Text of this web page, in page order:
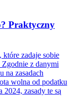
Praktyczny
zadaje sobie
z danymi
na zasadach
wolna od podatku
zasady te są